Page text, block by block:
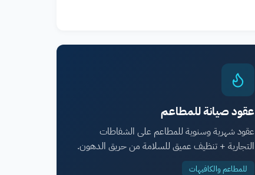
عقود صيانة للمطاعم
عقود شهرية وسنوية للمطاعم على الشفاطات
التجارية + تنظيف عميق للسلامة من حريق الدهون.
للمطاعم والكافيهات